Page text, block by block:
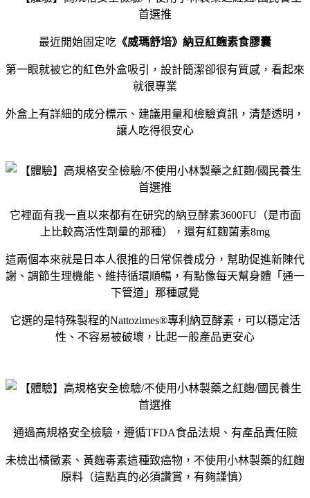
最近開始固定吃 《威瑪舒培》納豆紅麴素食膠囊
第一眼就被它的紅色外盒吸引，設計簡潔卻很有質感，看起來
就很專業
外盒上有詳細的成分標示、建議用量和檢驗資訊，清楚透明，
讓人吃得很安心
它裡面有我一直以來都有在研究的納豆酵素3600FU（是市面
上比較高活性劑量的那種），還有紅麴菌素8mg
這兩個本來就是日本人很推的日常保養成分，幫助促進新陳代
謝、調節生理機能、維持循環順暢，有點像每天幫身體「通一
下管道」那種感覺
它選的是特殊製程的Nattozimes®專利納豆酵素，可以穩定活
性、不容易被破壞，比起一般產品更安心
通過高規格安全檢驗，遵循TFDA食品法規、有產品責任險
未檢出橘黴素、黃麴毒素這種致癌物，不使用小林製藥的紅麴
原料（這點真的必須讚賞，有夠謹慎）